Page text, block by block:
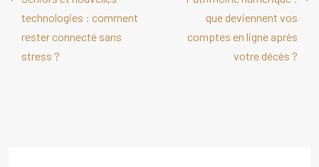
technologies : comment
rester connecté sans
stress ?
que deviennent vos
comptes en ligne après
votre décès ?